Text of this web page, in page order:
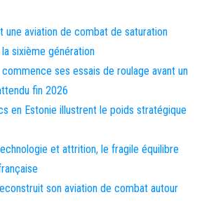
une aviation de combat de saturation
sixième génération
ses essais de roulage avant un
fin 2026
en Estonie illustrent le poids stratégique
et attrition, le fragile équilibre
son aviation de combat autour